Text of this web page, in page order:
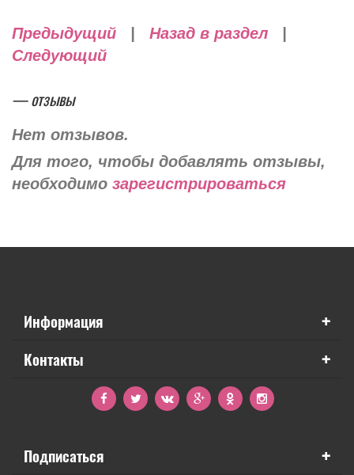
Предыдущий Назад в раздел
Следующий
— отзывы
Нет отзывов.
Для того, чтобы добавлять отзывы,
необходимо зарегистрироваться
Информация +
Контакты +
Подписаться +